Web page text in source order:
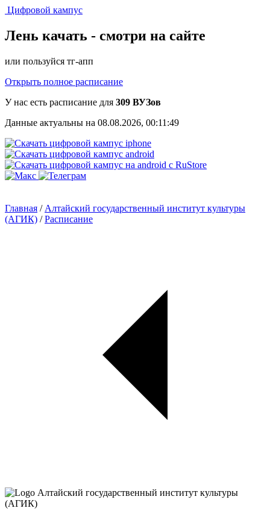
Цифровой кампус
Лень качать - смотри на сайте
или пользуйся тг-апп
Открыть полное расписание
У нас есть расписание для 309 ВУЗов
Данные актуальны на 08.08.2026, 00:11:49
Главная / Алтайский государственный институт культуры
(АГИК) /Расписание